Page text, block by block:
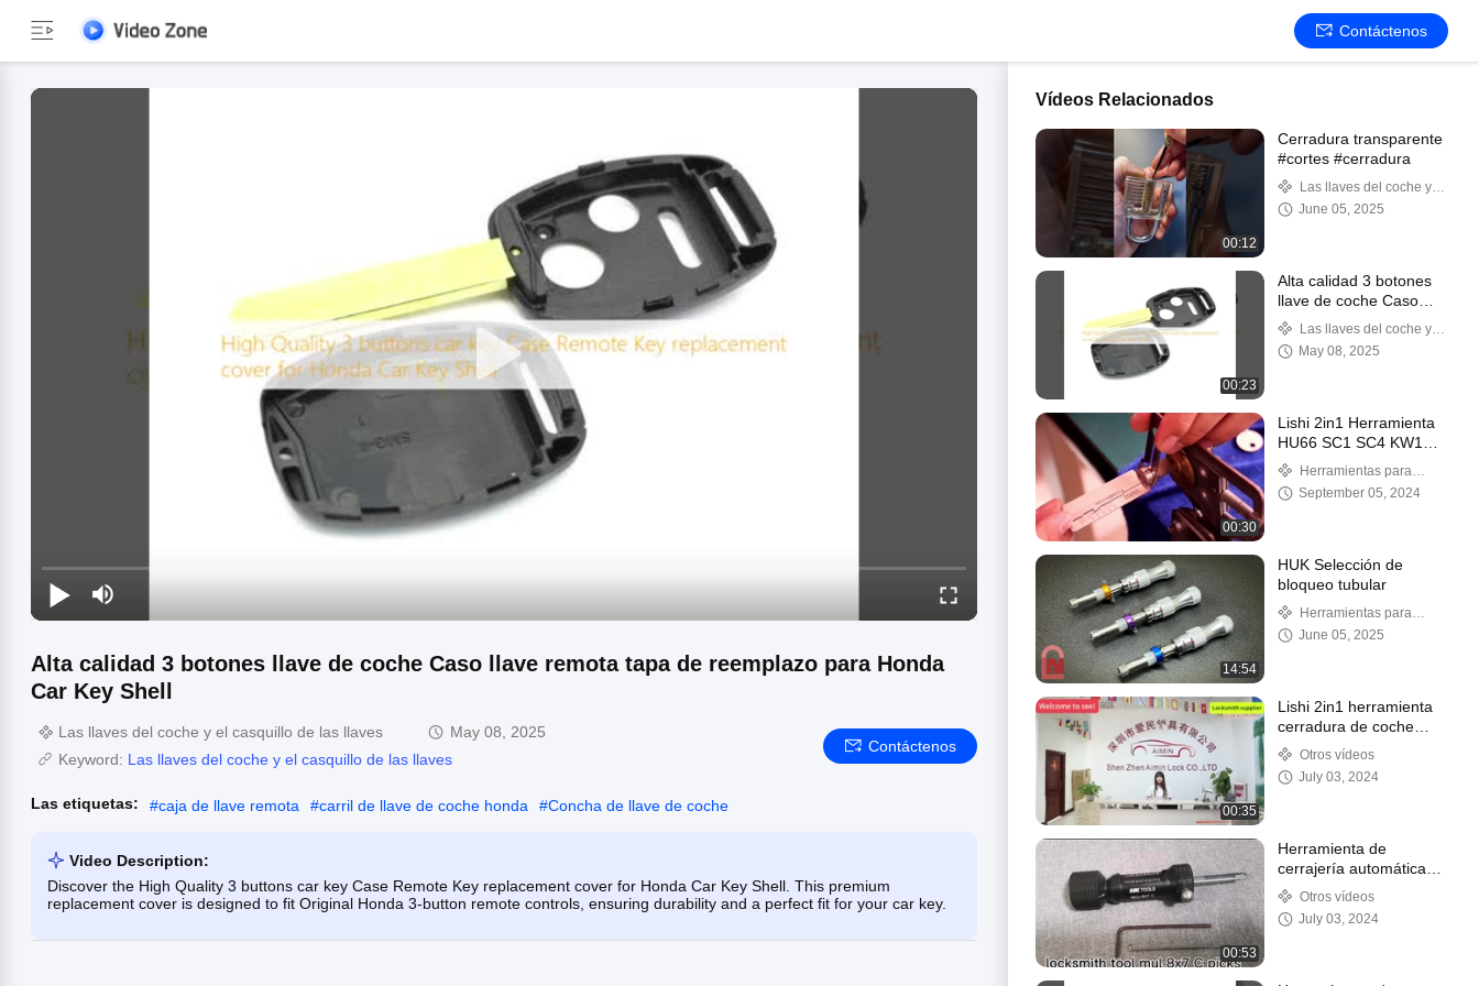
Contáctenos
Alta calidad 3 botones llave de coche Caso llave remota tapa de reemplazo para Honda
Car Key Shell
Las llaves del coche y el casquillo de las llaves
May 08, 2025
Keyword: Las llaves del coche y el casquillo de las llaves
Contáctenos
Las etiquetas: #caja de llave remota #carril de llave de coche honda #Concha de llave de coche
Video Description:
Discover the High Quality 3 buttons car key Case Remote Key replacement cover for Honda Car Key Shell. This premium
replacement cover is designed to fit Original Honda 3-button remote controls, ensuring durability and a perfect fit for your car key.
Vídeos Relacionados
00:12
Cerradura transparente
#cortes #cerradura
Las llaves del coche y el
casquillo de las llaves
June 05, 2025
00:23
Alta calidad 3 botones
llave de coche Caso
llave remota tapa de
reemplazo para Honda
Car Key Shell
Las llaves del coche y el
casquillo de las llaves
May 08, 2025
00:30
Lishi 2in1 Herramienta
HU66 SC1 SC4 KW1
R52 KW5 AM5 M1/MS2
B111 TE2 Decodificador
de escogida de bloqueo
Herramientas para
cerrajeros civiles
September 05, 2024
14:54
HUK Selección de
bloqueo tubular
Herramientas para
cerrajeros civiles
June 05, 2025
00:35
Lishi 2in1 herramienta
cerradura de coche
cilindro decodificador
lector herramientas de
recogida cerrajero
Otros vídeos
July 03, 2024
00:53
Herramienta de
cerrajería automática
KLOM cerradura de
puerta de coche toma
2pcs juego de picking
Otros vídeos
July 03, 2024